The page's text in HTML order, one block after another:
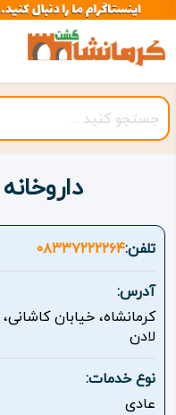
صفحه
اصلی
کرمانشاه
شهرستان
بیستون
روستاهای
هدف
اقامتگاه
ویژه
تلفن:۰۸۳۳۷۲۲۲۲۶۴
آدرس:
کرمانشاه، خیابان
لادن
نوع خدمات:
عادی